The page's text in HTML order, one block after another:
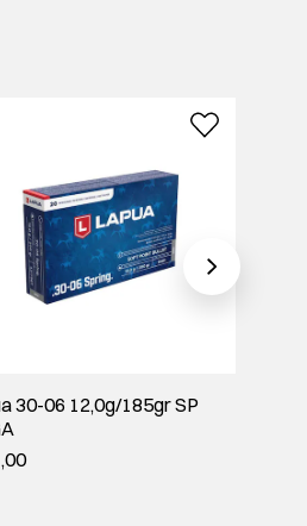
30-06 12,0g/185gr SP